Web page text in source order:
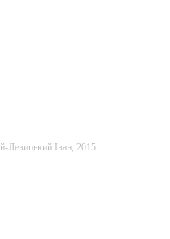
Левицький Іван, 2015